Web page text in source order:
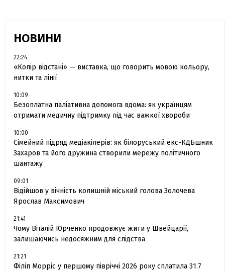
НОВИНИ
22:24
«Колір відстані» — виставка, що говорить мовою кольору,
нитки та лінії
10:09
Безоплатна паліативна допомога вдома: як українцям
отримати медичну підтримку під час важкої хвороби
10:00
Сімейний підряд медіакілерів: як білоруський екс-КДБшник
Захаров та його дружина створили мережу політичного
шантажу
09:01
Відійшов у вічність колишній міський голова Золочева
Ярослав Максимович
21:41
Чому Віталій Юрченко продовжує жити у Швейцарії,
залишаючись недосяжним для слідства
21:21
Філіп Морріс у першому півріччі 2026 року сплатила 31.7